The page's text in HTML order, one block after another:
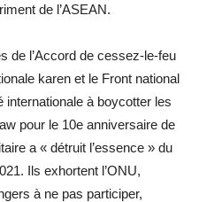
de l’ASEAN.
de l’Accord de cessez-le-feu
karen et le Front national
internationale à boycotter les
pour le 10e anniversaire de
a « détruit l’essence » du
Ils exhortent l’ONU,
à ne pas participer,